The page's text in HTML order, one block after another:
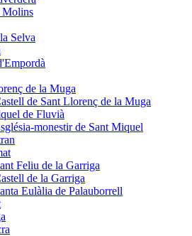
Molins
Selva
de la Muga
de Sant Llorenç de la Muga
de Fluvià
monestir de Sant Miquel
Feliu de la Garriga
de la Garriga
Eulàlia de Palauborrell